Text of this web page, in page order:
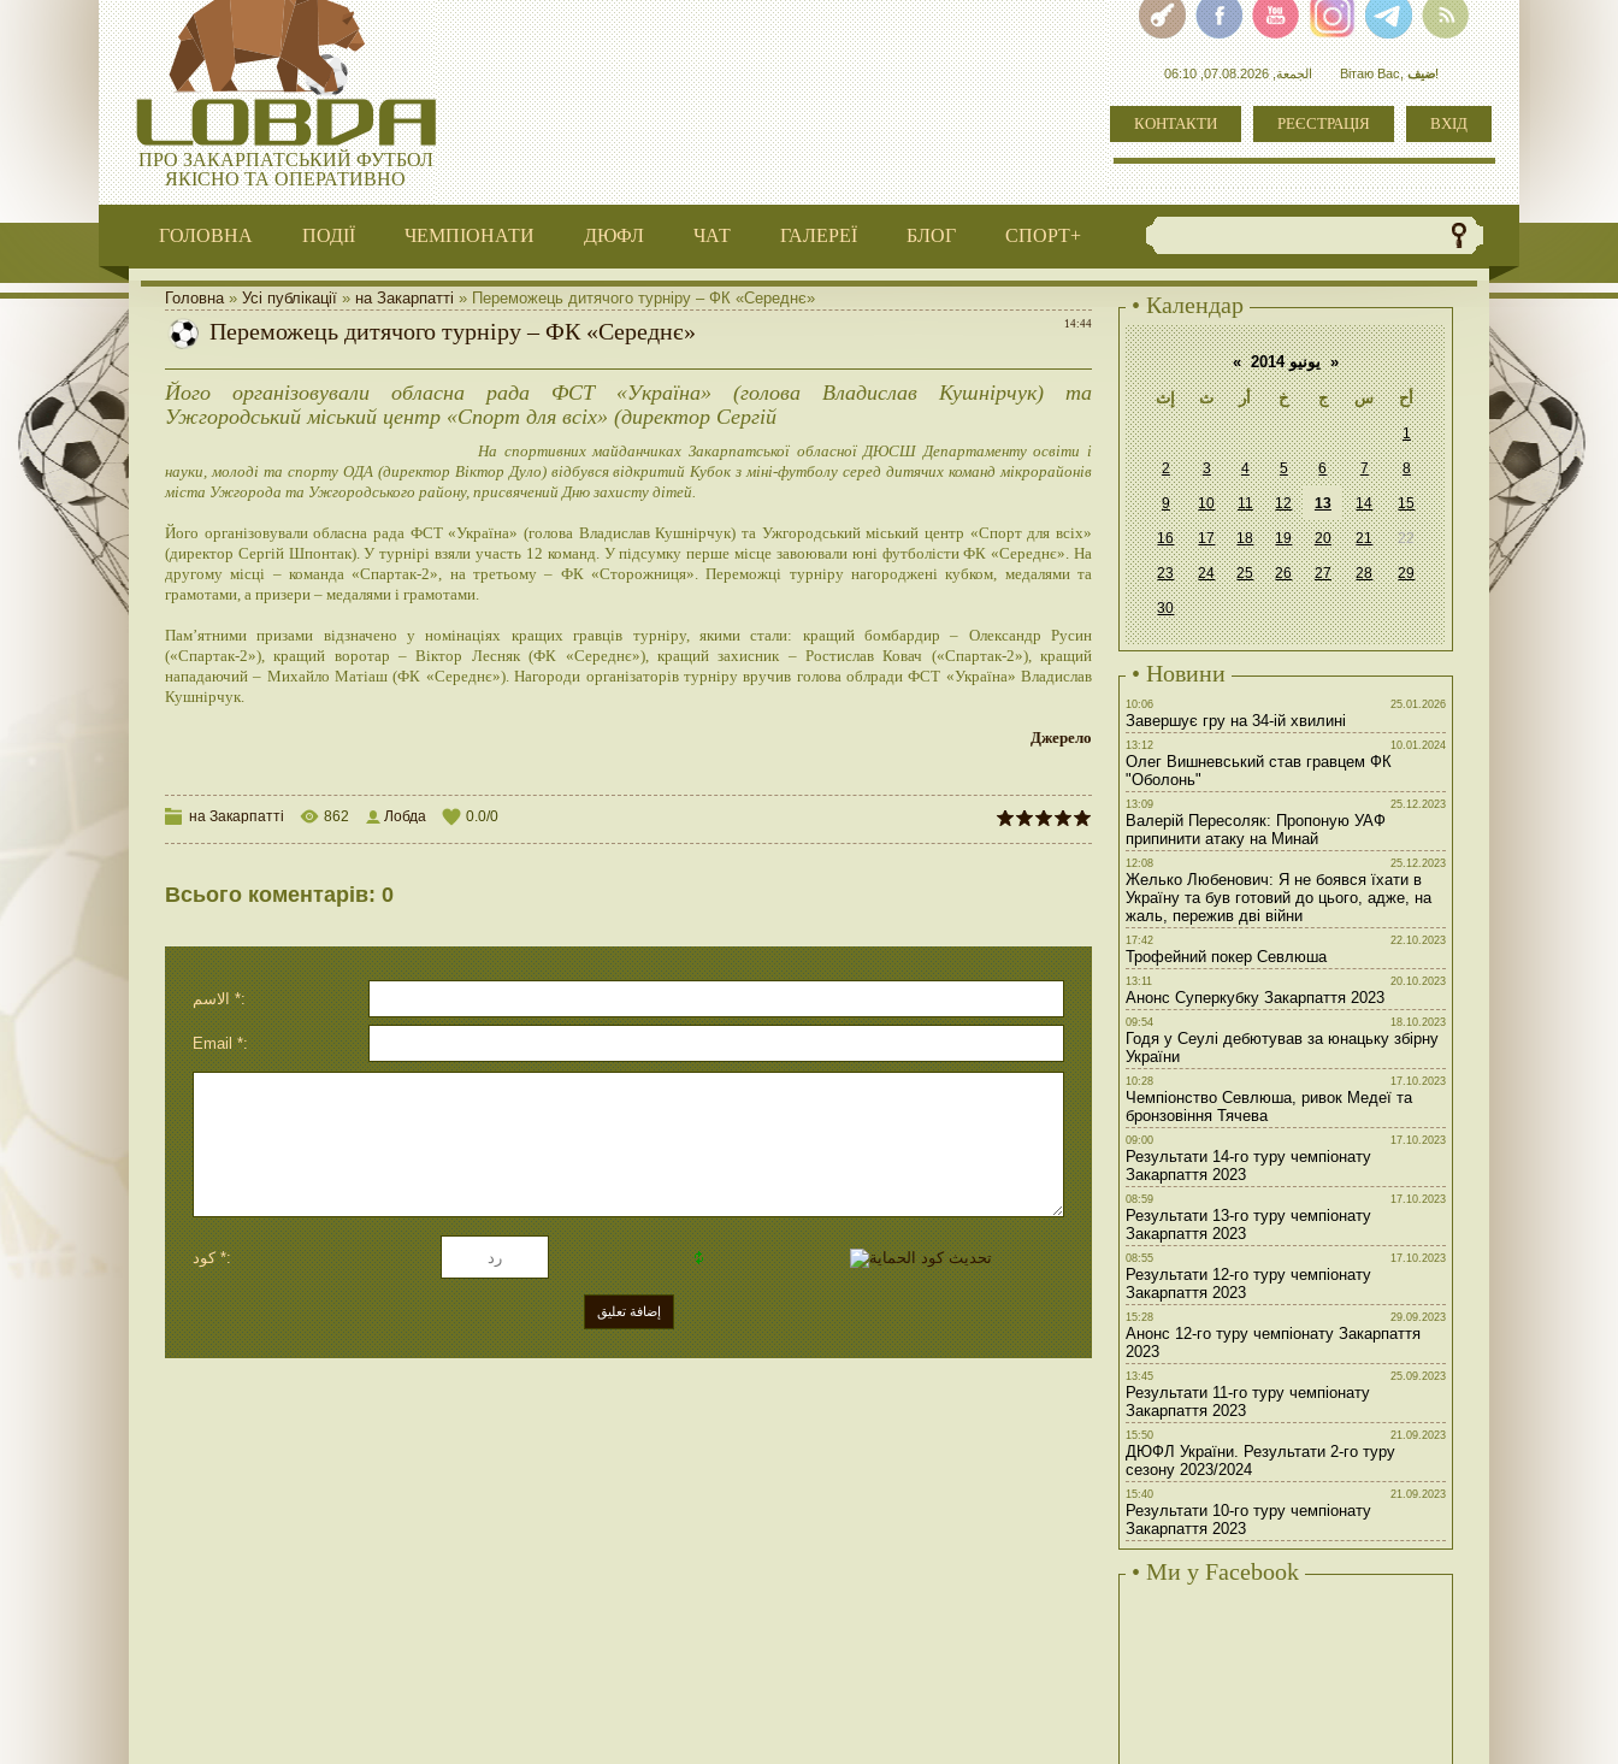
ПРО ЗАКАРПАТСЬКИЙ ФУТБОЛ
ЯКІСНО ТА ОПЕРАТИВНО
الجمعة, 07.08.2026, 06:10 Вітаю Вас,ضيف!
КОНТАКТИ РЕЄСТРАЦІЯ ВХІД
ГОЛОВНА ПОДІЇ ЧЕМПІОНАТИ ДЮФЛ ЧАТ ГАЛЕРЕЇ БЛОГ СПОРТ+
Головна» Усі публікації » на Закарпатті » Переможець дитячого турніру – ФК «Середнє»
14:44
Переможець дитячого турніру – ФК «Середнє»
Його організовували обласна рада ФСТ «Україна» (голова Владислав Кушнірчук) та
Ужгородський міський центр «Спорт для всіх» (директор Сергій
На спортивних майданчиках Закарпатської обласної ДЮСШ Департаменту освіти і
науки, молоді та спорту ОДА (директор Віктор Дуло) відбувся відкритий Кубок з міні-футболу серед дитячих команд мікрорайонів
міста Ужгорода та Ужгородського району, присвячений Дню захисту дітей.
Його організовували обласна рада ФСТ «Україна» (голова Владислав Кушнірчук) та Ужгородський міський центр «Спорт для всіх»
(директор Сергій Шпонтак). У турнірі взяли участь 12 команд. У підсумку перше місце завоювали юні футболісти ФК «Середнє». На
другому місці – команда «Спартак-2», на третьому – ФК «Сторожниця». Переможці турніру нагороджені кубком, медалями та
грамотами, а призери – медалями і грамотами.
Пам’ятними призами відзначено у номінаціях кращих гравців турніру, якими стали: кращий бомбардир – Олександр Русин
(«Спартак-2»), кращий воротар – Віктор Лесняк (ФК «Середнє»), кращий захисник – Ростислав Ковач («Спартак-2»), кращий
нападаючий – Михайло Матіаш (ФК «Середнє»). Нагороди організаторів турніру вручив голова облради ФСТ «Україна» Владислав
Кушнірчук.
Джерело
на Закарпатті 862 Лобда 0.0/0
Всього коментарів: 0
الاسم *:
Email *:
كود *:
• Календар
« يونيو 2014 »
إث
ث أر خ ج س أح
1
2 3 4 5 6 7 8
9 10 11 12 13 14 15
16 17 18 19 20 21 22
23 24 25 26 27 28 29
30
• Новини
10:06 25.01.2026
Завершує гру на 34-ій хвилині
13:12 10.01.2024
Олег Вишневський став гравцем ФК
"Оболонь"
13:09 25.12.2023
Валерій Пересоляк: Пропоную УАФ
припинити атаку на Минай
12:08 25.12.2023
Желько Любенович: Я не боявся їхати в
Україну та був готовий до цього, адже, на
жаль, пережив дві війни
17:42 22.10.2023
Трофейний покер Севлюша
13:11 20.10.2023
Анонс Суперкубку Закарпаття 2023
09:54 18.10.2023
Годя у Сеулі дебютував за юнацьку збірну
України
10:28 17.10.2023
Чемпіонство Севлюша, ривок Медеї та
бронзовіння Тячева
09:00 17.10.2023
Результати 14-го туру чемпіонату
Закарпаття 2023
08:59 17.10.2023
Результати 13-го туру чемпіонату
Закарпаття 2023
08:55 17.10.2023
Результати 12-го туру чемпіонату
Закарпаття 2023
15:28 29.09.2023
Анонс 12-го туру чемпіонату Закарпаття
2023
13:45 25.09.2023
Результати 11-го туру чемпіонату
Закарпаття 2023
15:50 21.09.2023
ДЮФЛ України. Результати 2-го туру
сезону 2023/2024
15:40 21.09.2023
Результати 10-го туру чемпіонату
Закарпаття 2023
• Ми у Facebook